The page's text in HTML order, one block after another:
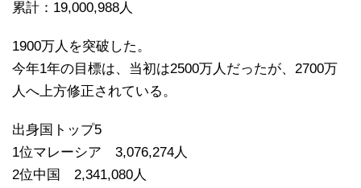
累計：19,000,988人
1900万人を突破した。
今年1年の目標は、当初は2500万人だったが、2700万
人へ上方修正されている。
出身国トップ5
1位マレーシア 3,076,274人
2位中国 2,341,080人